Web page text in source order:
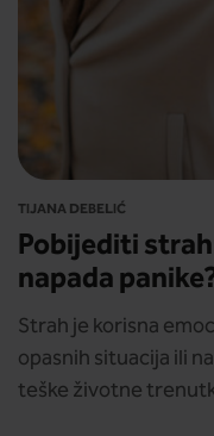
TIJANA DEBELIĆ
Pobijediti
napada
Strah je korisna
opasnih situacija ili
teške životne